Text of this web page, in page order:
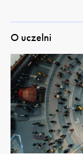
O uczelni